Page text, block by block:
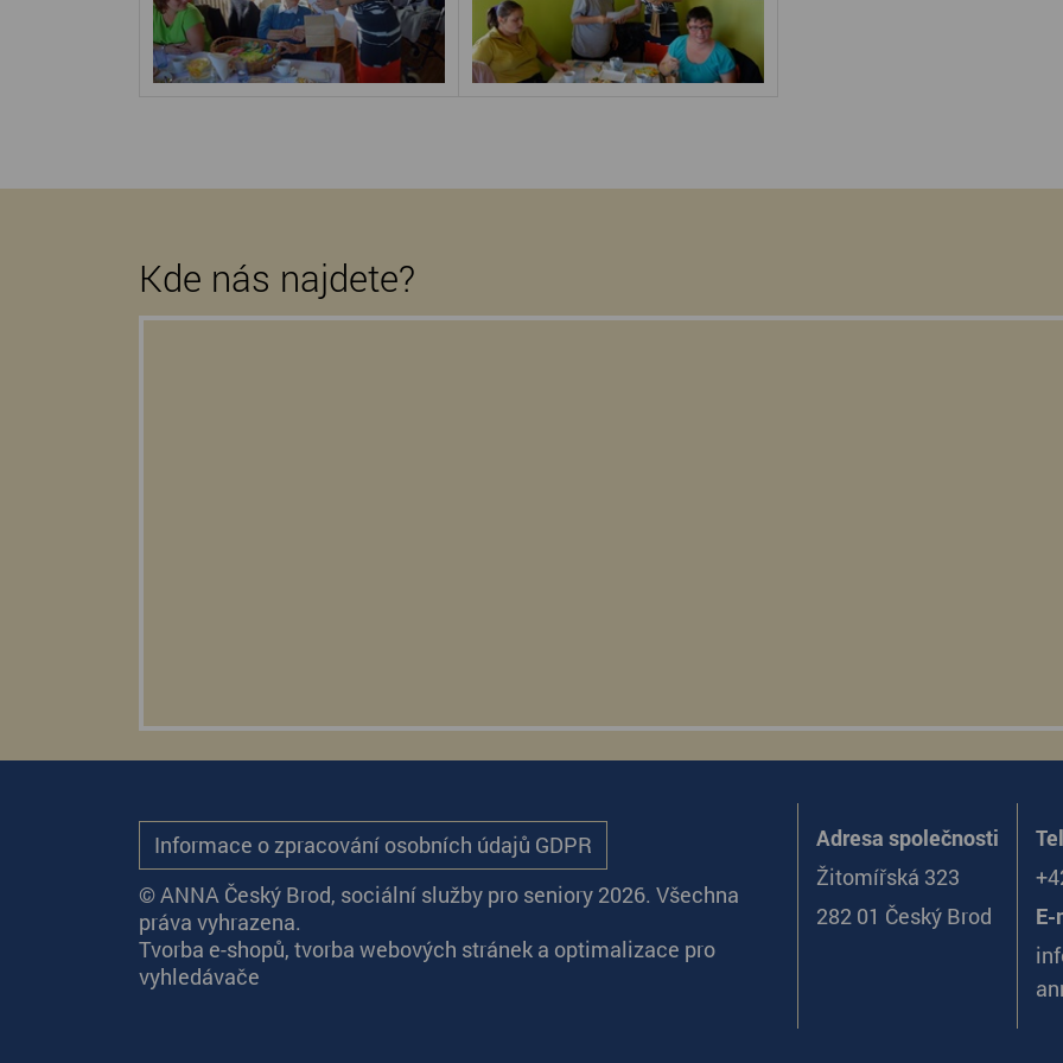
Kde nás najdete?
Adresa společnosti
Žitomířská 323
282 01 Český Brod
Informace o zpracování osobních údajů GDPR
© ANNA Český Brod, sociální služby pro seniory 2026. Všechna
práva vyhrazena.
Tvorba e-shopů,tvorba webových stránek a optimalizace pro
vyhledávače